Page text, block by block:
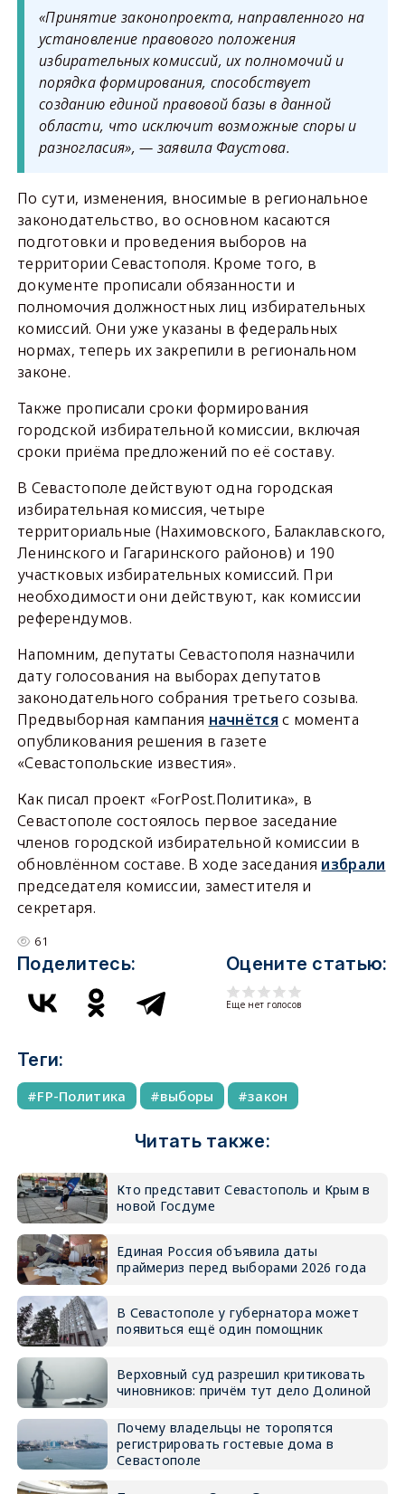
«Принятие законопроекта, направленного на
установление правового положения
избирательных комиссий, их полномочий и
порядка формирования, способствует
созданию единой правовой базы в данной
области, что исключит возможные споры и
разногласия», — заявила Фаустова.
По сути, изменения, вносимые в региональное
законодательство, во основном касаются
подготовки и проведения выборов на
территории Севастополя. Кроме того, в
документе прописали обязанности и
полномочия должностных лиц избирательных
комиссий. Они уже указаны в федеральных
нормах, теперь их закрепили в региональном
законе.
Также прописали сроки формирования
городской избирательной комиссии, включая
сроки приёма предложений по её составу.
В Севастополе действуют одна городская
избирательная комиссия, четыре
территориальные (Нахимовского, Балаклавского,
Ленинского и Гагаринского районов) и 190
участковых избирательных комиссий. При
необходимости они действуют, как комиссии
референдумов.
Напомним, депутаты Севастополя назначили
дату голосования на выборах депутатов
законодательного собрания третьего созыва.
Предвыборная кампания начнётся с момента
опубликования решения в газете
«Севастопольские известия».
Как писал проект «ForPost.Политика», в
Севастополе состоялось первое заседание
членов городской избирательной комиссии в
обновлённом составе. В ходе заседания избрали
председателя комиссии, заместителя и
секретаря.
61
Поделитесь: Оцените статью:
Еще нет голосов
Теги:
FP-Политика выборы закон
Читать также:
Кто представит Севастополь и Крым в
новой Госдуме
Единая Россия объявила даты
праймериз перед выборами 2026 года
В Севастополе у губернатора может
появиться ещё один помощник
Верховный суд разрешил критиковать
чиновников: причём тут дело Долиной
Почему владельцы не торопятся
регистрировать гостевые дома в
Севастополе